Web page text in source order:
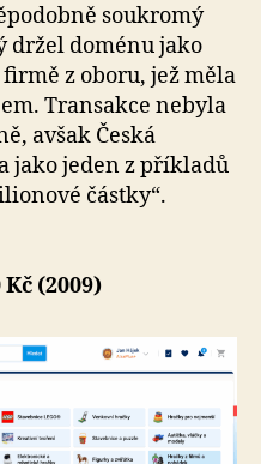
soukromý
držel doménu jako
z oboru, jež měla
Transakce nebyla
avšak Česká
jako jeden z příkladů
částky“.
Kč (2009)